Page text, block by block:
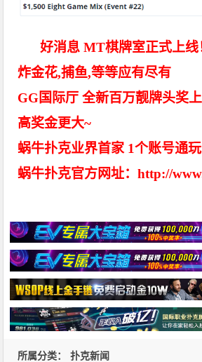
好消息 MT棋牌室正式上线
炸金花,捕鱼,等等应有尽有
GG国际厅 全新百万靓牌头奖
高奖金更大~
蜗牛扑克业界首家 1个账号通
蜗牛扑克官方网址：http://
所属分类： 扑克新闻